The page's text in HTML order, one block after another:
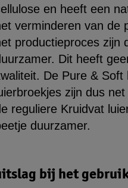
en heeft een
verminderen van de
productieproces zijn
Dit heeft
De Pure & Soft
zijn dus
reguliere Kruidvat
duurzamer.
bij het